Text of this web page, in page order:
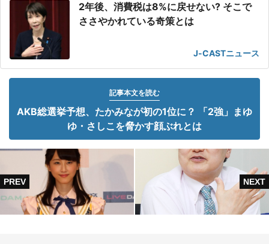
2年後、消費税は8%に戻せない? そこで
ささやかれている奇策とは
J-CASTニュース
記事本文を読む
AKB総選挙予想、たかみなが初の1位に？ 「2強」まゆ
ゆ・さしこを脅かす顔ぶれとは